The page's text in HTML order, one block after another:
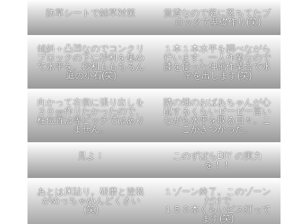
防草シートで雑草対策
賃貸なので庭に落ちてたブ
ロックで基礎作り(笑)
傾斜＋凸凹なのでコンクリ
ブロックの下に砂利を集め
て水平を。砂利ももちろん
庭の小石(笑)
１本１本水平を調べながら
行います。一人作業なので
膝を使った伸縮作業台で水
平を出します(笑)
向かって右側に張り出しを
３０㎝作りたかったので、
柱位置は等ピッチではあり
ません。
隣の畑のおばあちゃんが心
配するくらいゼーゼー言い
ながら水平を取る日々。こ
こがきつかった。
見よ！
このずぼらDIY の実力
を！！
あとは床貼り。研磨と塗装
がめっちゃめんどくさい
(笑)
１ゾーン終了。このゾーン
だけで
１５０本くらいビス打って
ます(笑)